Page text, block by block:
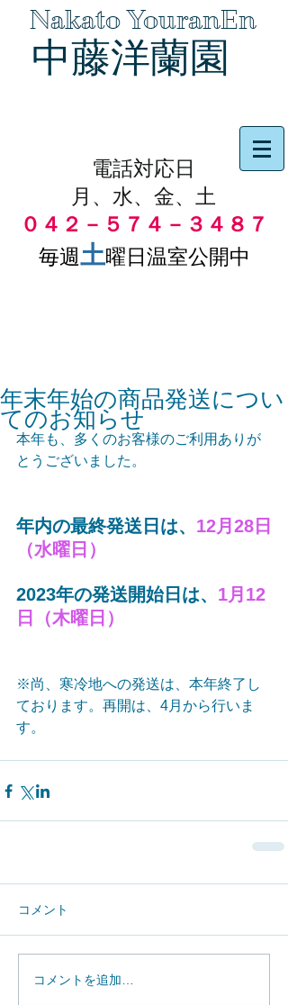
Nakato YouranEn
中藤洋蘭園
電話対応日
月、水、金、土
０４２－５７４－３４８７
毎週土曜日温室公開中
年末年始の商品発送につい
てのお知らせ
本年も、多くのお客様のご利用ありが
とうございました。
年内の最終発送日は、 12月28日
（水曜日）
2023年の発送開始日は、 1月12
日（木曜日）
※尚、寒冷地への発送は、本年終了し
ております。再開は、4月から行いま
す。
コメント
コメントを追加…